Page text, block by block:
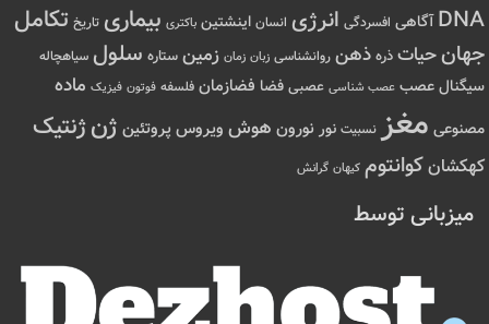
DNA آگاهی افسردگی انرژی انسان اینشتین باکتری بیماری تاریخ تکامل
جهانحیات ذره ذهن روانشناسی زبان زمان زمین ستاره سلول سیاهچاله
سیگنال عصب عصب شناسی عصبی فضا فضازمان فلسفه فوتون فیزیک ماده
مصنوعی مغز نسبیت نور نورون هوش ویروس پروتئین ژنژنتیک
کهکشانکوانتوم کیهان گرانش
میزبانی توسط